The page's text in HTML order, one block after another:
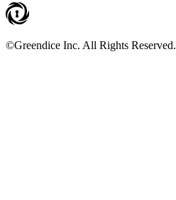
©Greendice Inc. All Rights Reserved.